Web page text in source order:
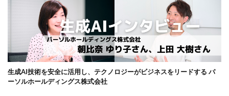
生成AI技術を安全に活用し、テクノロジーがビジネスをリードする パ
ーソルホールディングス株式会社